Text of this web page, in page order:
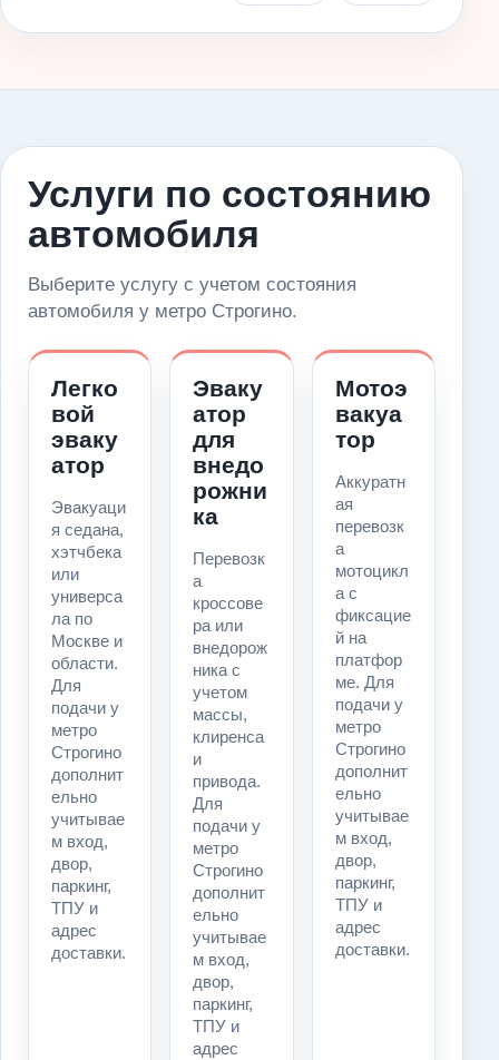
Услуги по состоянию
автомобиля
Выберите услугу с учетом состояния
автомобиля у метро Строгино.
Легко
вой
эваку
атор
Эвакуаци
я седана,
хэтчбека
или
универса
ла по
Москве и
области.
Для
подачи у
метро
Строгино
дополнит
ельно
учитывае
м вход,
двор,
паркинг,
ТПУ и
адрес
доставки.
Эваку
атор
для
внедо
рожни
ка
Перевозк
а
кроссове
ра или
внедорож
ника с
учетом
массы,
клиренса
и
привода.
Для
подачи у
метро
Строгино
дополнит
ельно
учитывае
м вход,
двор,
паркинг,
ТПУ и
адрес
Мотоэ
вакуа
тор
Аккуратн
ая
перевозк
а
мотоцикл
а с
фиксацие
й на
платфор
ме. Для
подачи у
метро
Строгино
дополнит
ельно
учитывае
м вход,
двор,
паркинг,
ТПУ и
адрес
доставки.